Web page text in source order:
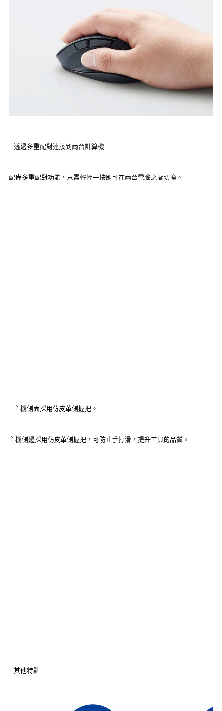
透過多重配對連接到兩台計算機
配備多重配對功能，只需輕輕一按即可在兩台電腦之間切換。
主機側面採用仿皮革側握把。
主機側邊採用仿皮革側握把，可防止手打滑，提升工具的品質。
其他特點